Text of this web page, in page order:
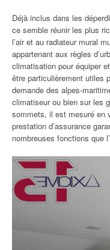
Déjà inclus dans les
ce semble réunir les plus
l’air et au radiateur mural
appartenant aux règles
climatisation pour équiper
être particulièrement utiles
demande des alpes-
climatiseur ou bien sur les
sommets, il est mesuré en
prestation d’assurance
nombreuses fonctions que